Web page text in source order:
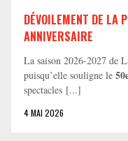
DÉVOILEMENT DE LA
ANNIVERSAIRE
La saison 2026-2027 de
puisqu’elle souligne le
spectacles [...]
4 MAI 2026